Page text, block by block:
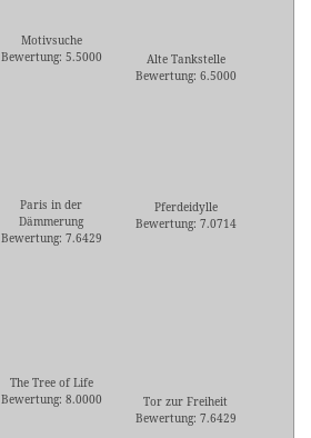
Motivsuche
Bewertung: 5.5000
Alte Tankstelle
Bewertung: 6.5000
Paris in der
Dämmerung
Bewertung: 7.6429
Pferdeidylle
Bewertung: 7.0714
The Tree of Life
Bewertung: 8.0000
Tor zur Freiheit
Bewertung: 7.6429